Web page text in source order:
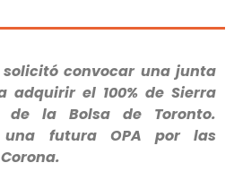
convocar una junta
adquirir el 100% de Sierra
la Bolsa de Toronto.
una futura OPA por las